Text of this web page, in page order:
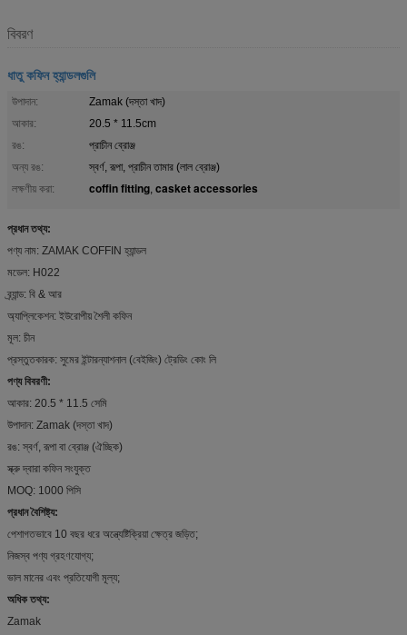
বিবরণ
ধাতু কফিন হ্যান্ডলগুলি
উপাদান:
Zamak (দস্তা খাদ)
আকার:
20.5 * 11.5cm
রঙ:
প্রাচীন ব্রোঞ্জ
অন্য রঙ:
স্বর্ণ, রূপা, প্রাচীন তামার (লাল ব্রোঞ্জ)
লক্ষণীয় করা:
coffin fitting, casket accessories
প্রধান তথ্য:
পণ্য নাম: ZAMAK COFFIN হ্যান্ডল
মডেল: H022
ব্র্যান্ড: বি & আর
অ্যাপ্লিকেশন: ইউরোপীয় শৈলী কফিন
মূল: চীন
প্রস্তুতকারক: সুমের ইন্টারন্যাশনাল (বেইজিং) ট্রেডিং কোং লি
পণ্য বিবরণী:
আকার: 20.5 * 11.5 সেমি
উপাদান: Zamak (দস্তা খাদ)
রঙ: স্বর্ণ, রূপা বা ব্রোঞ্জ (ঐচ্ছিক)
স্ক্রু দ্বারা কফিন সংযুক্ত
MOQ: 1000 পিসি
প্রধান বৈশিষ্ট্য:
পেশাগতভাবে 10 বছর ধরে অন্ত্যেষ্টিক্রিয়া ক্ষেত্র জড়িত;
নিজস্ব পণ্য গ্রহণযোগ্য;
ভাল মানের এবং প্রতিযোগী মূল্য;
অধিক তথ্য:
Zamak